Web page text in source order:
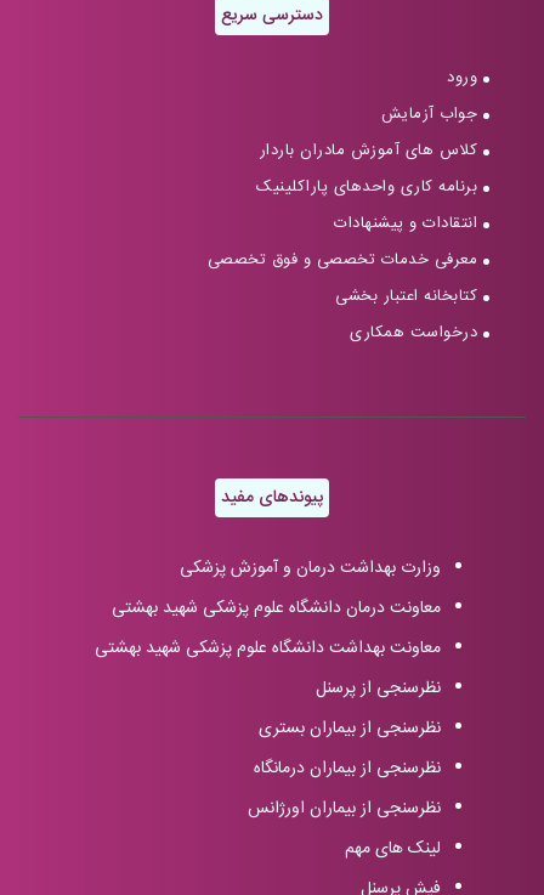
دسترسی سریع
ورود
جواب آزمایش
کلاس های آموزش مادران باردار
برنامه کاری واحدهای پاراکلینیک
انتقادات و پیشنهادات
معرفی خدمات تخصصی و فوق تخصصی
کتابخانه اعتبار بخشی
درخواست همکاری
پیوندهای مفید
وزارت بهداشت درمان و آموزش پزشکی
معاونت درمان دانشگاه علوم پزشکی شهید بهشتی
معاونت بهداشت دانشگاه علوم پزشکی شهید بهشتی
نظرسنجی از پرسنل
نظرسنجی از بیماران بستری
نظرسنجی از بیماران درمانگاه
نظرسنجی از بیماران اورژانس
لینک های مهم